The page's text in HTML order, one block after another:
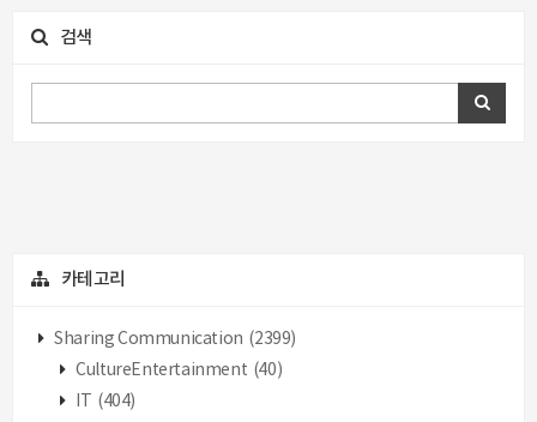
검색
카테고리
Sharing Communication (2399)
CultureEntertainment (40)
(404)